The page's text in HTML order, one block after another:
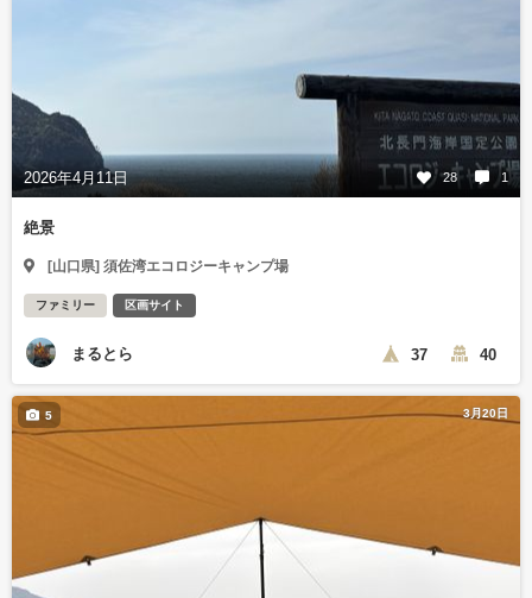
2026年4月11日 28 1
絶景
[山口県] 須佐湾エコロジーキャンプ場
ファミリー 区画サイト
まるとら 37 40
3月20日
5